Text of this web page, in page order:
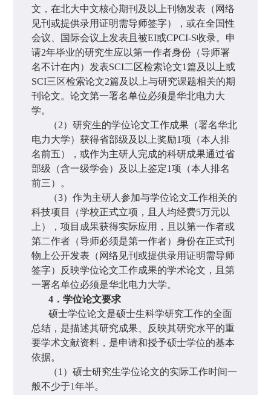
文，在北大中文核心期刊及以上刊物发表（网络
见刊或提供录用证明需导师签字），或在全国性
会议、国际会议上发表且被EI或CPCI-S收录。申
请2年毕业的研究生应以第一作者身份（导师署
名不计在内）发表SCI二区检索论文1篇及以上或
SCI三区检索论文2篇及以上与研究课题相关的期
刊论文。论文第一署名单位必须是华北电力大
学。
（2）研究生的学位论文工作成果（署名华北
电力大学）获得省部级及以上奖励1项（本人排
名前五），或作为主研人完成的科研成果通过省
部级（含一级学会）及以上鉴定1项（本人排名
前三）。
（3）作为主研人参加与学位论文工作相关的
科技项目（学校正式立项，且人均经费5万元以
上），项目成果获得实际应用，且以第一作者或
第二作者（导师必须是第一作者）身份在正式刊
物上公开发表（网络见刊或提供录用证明需导师
签字）反映学位论文工作成果的学术论文，且第
一署名单位必须是华北电力大学。
4 ．学位论文要求
硕士学位论文是硕士生科学研究工作的全面
总结，是描述其研究成果、反映其研究水平的重
要学术文献资料，是申请和授予硕士学位的基本
依据。
（1）硕士研究生学位论文的实际工作时间一
般不少于1年半。